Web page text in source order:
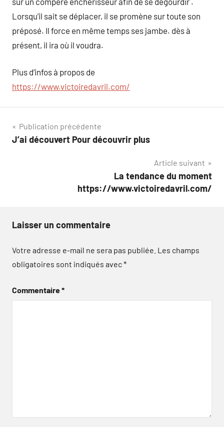
Lorsqu’il sait se déplacer, il se promène sur toute son
préposé. Il force en même temps ses jambe. dès à
présent, il ira où il voudra.
Plus d’infos à propos de
https://www.victoiredavril.com/
Navigation
de
Publication précédente
J’ai découvert Pour découvrir plus
Article suivant
La tendance du moment
https://www.victoiredavril.com/
Laisser un commentaire
Votre adresse e-mail ne sera pas publiée. Les champs
obligatoires sont indiqués avec*
Commentaire*